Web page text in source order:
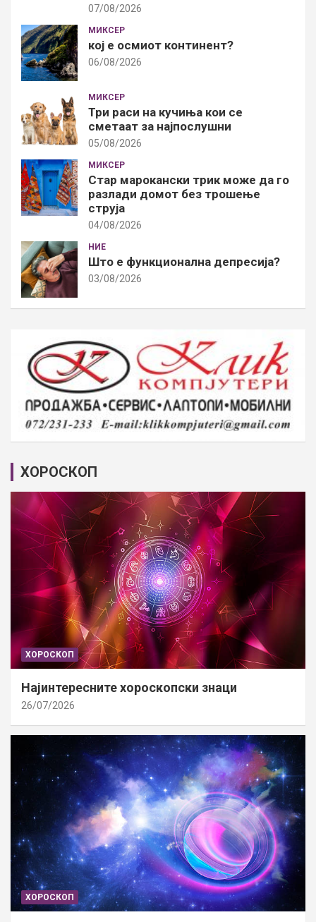
07/08/2026
МИКСЕР
кој е осмиот континент?
06/08/2026
МИКСЕР
Три раси на кучиња кои се
сметаат за најпослушни
05/08/2026
МИКСЕР
Стар марокански трик може да го
разлади домот без трошење
струја
04/08/2026
НИЕ
Што е функционална депресија?
03/08/2026
ХОРОСКОП
ХОРОСКОП
Најинтересните хороскопски знаци
26/07/2026
ХОРОСКОП